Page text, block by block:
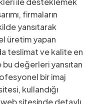
firmaların
yansıtarak
üretim yapan
teslimat ve kalite en
değerleri yansıtan
bir imaj
kullandığı
sitesinde detaylı